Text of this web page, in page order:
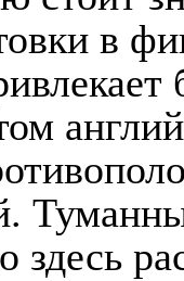
в
здесь